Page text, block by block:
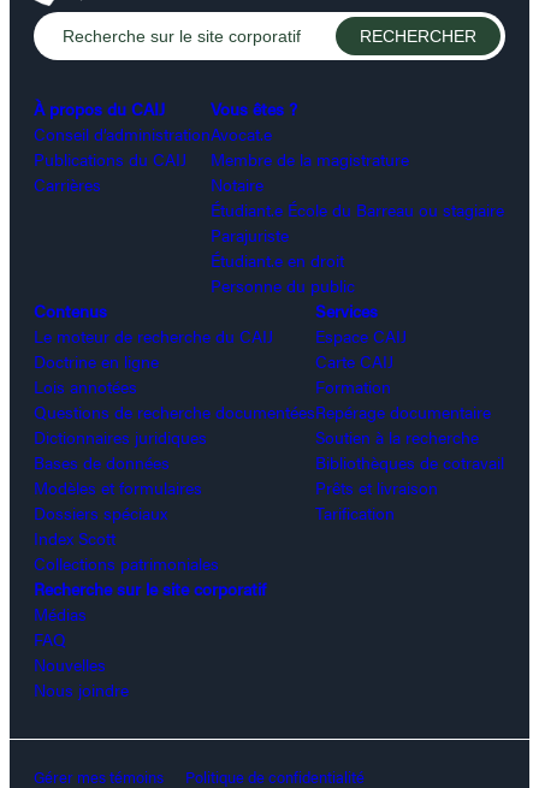
À propos du CAIJ
Conseil d’administration
Publications du CAIJ
Carrières
Vous êtes ?
Avocat.e
Membre de la magistrature
Notaire
Étudiant.e École du Barreau ou stagiaire
Parajuriste
Étudiant.e en droit
Personne du public
Contenus
Le moteur de recherche du CAIJ
Doctrine en ligne
Lois annotées
Questions de recherche documentées
Dictionnaires juridiques
Bases de données
Modèles et formulaires
Dossiers spéciaux
Index Scott
Collections patrimoniales
Services
Espace CAIJ
Carte CAIJ
Formation
Repérage documentaire
Soutien à la recherche
Bibliothèques de cotravail
Prêts et livraison
Tarification
Recherche sur le site corporatif
Médias
FAQ
Nouvelles
Nous joindre
Gérer mes témoins Politique de confidentialité